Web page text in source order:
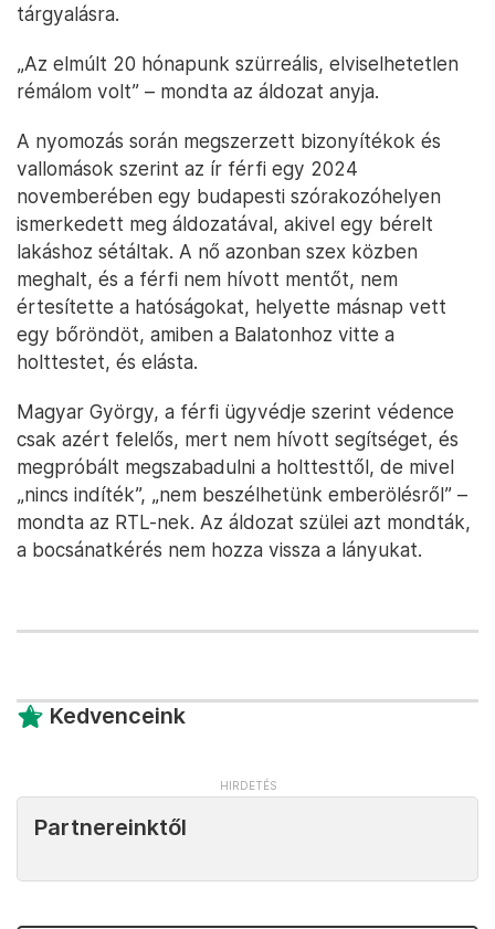
tárgyalásra.
„Az elmúlt 20 hónapunk szürreális, elviselhetetlen
rémálom volt” – mondta az áldozat anyja.
A nyomozás során megszerzett bizonyítékok és
vallomások szerint az ír férfi egy 2024
novemberében egy budapesti szórakozóhelyen
ismerkedett meg áldozatával, akivel egy bérelt
lakáshoz sétáltak. A nő azonban szex közben
meghalt, és a férfi nem hívott mentőt, nem
értesítette a hatóságokat, helyette másnap vett
egy bőröndöt, amiben a Balatonhoz vitte a
holttestet, és elásta.
Magyar György, a férfi ügyvédje szerint védence
csak azért felelős, mert nem hívott segítséget, és
megpróbált megszabadulni a holttesttől, de mivel
„nincs indíték”, „nem beszélhetünk emberölésről” –
mondta az RTL-nek. Az áldozat szülei azt mondták,
a bocsánatkérés nem hozza vissza a lányukat.
Kedvenceink
Partnereinktől